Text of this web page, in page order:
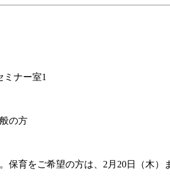
ナー室1
の方
保育をご希望の方は、2月20日（木